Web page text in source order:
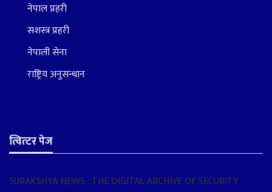
नेपाल प्रहरी
सशस्त्र प्रहरी
नेपाली सेना
राष्ट्रिय अनुसन्धान
त्वित्टर पेज
SURAKSHYA NEWS : THE DIGITAL ARCHIVE OF SECURITY